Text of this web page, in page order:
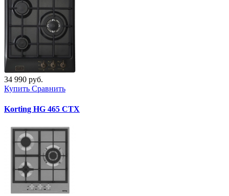
34 990 руб.
Купить Сравнить
Korting HG 465 CTX